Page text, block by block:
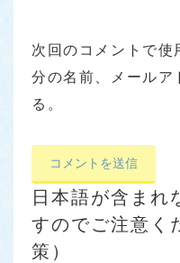
次回のコメントで使
分の名前、メールア
る。
日本語が含まれ
すのでご注意く
策）